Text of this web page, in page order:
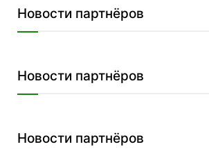
Новости партнёров
Новости партнёров
Новости партнёров